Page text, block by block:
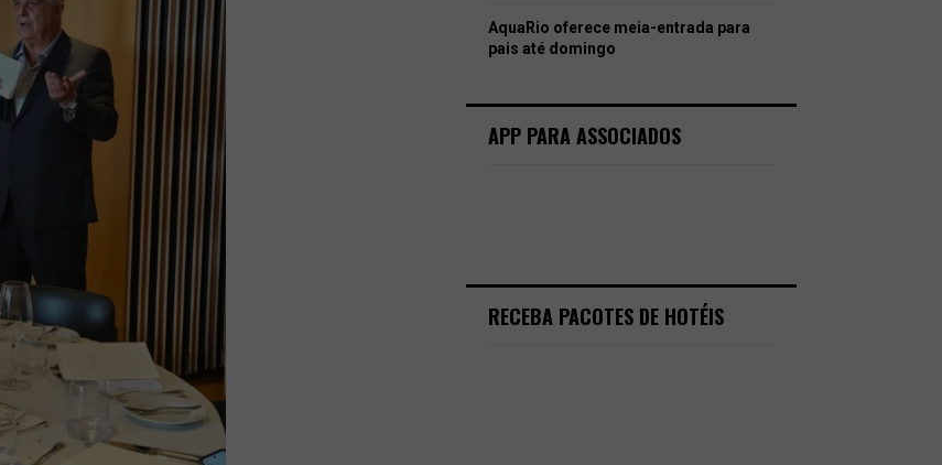
AquaRio oferece meia-entrada para
pais até domingo
APP PARA ASSOCIADOS
RECEBA PACOTES DE HOTÉIS